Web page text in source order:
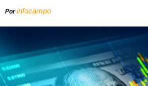
Porinfocampo